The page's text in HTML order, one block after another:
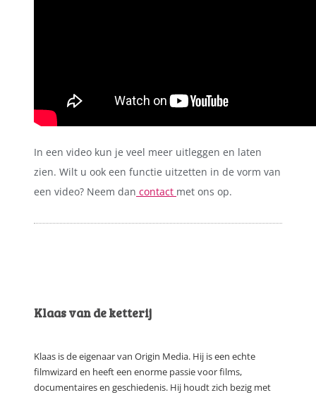
In een video kun je veel meer uitleggen en laten
zien. Wilt u ook een functie uitzetten in de vorm van
een video? Neem dan contact met ons op.
Klaas van de ketterij
Klaas is de eigenaar van Origin Media. Hij is een echte
filmwizard en heeft een enorme passie voor films,
documentaires en geschiedenis. Hij houdt zich bezig met